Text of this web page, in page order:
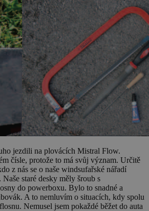
jezdili na plovácích Mistral Flow.
čísle, protože to má svůj význam. Určitě
z nás se o naše windsufařské nářadí
staré desky měly šroub s
do powerboxu. Bylo to snadné a
A to nemluvím o situacích, kdy spolu
Nemusel jsem pokaždé běžet do auta